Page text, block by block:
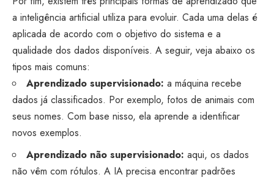
a inteligência artificial utiliza para evoluir. Cada uma delas é
aplicada de acordo com o objetivo do sistema e a
qualidade dos dados disponíveis. A seguir, veja abaixo os
tipos mais comuns:
Aprendizado supervisionado: a máquina recebe
dados já classificados. Por exemplo, fotos de animais com
seus nomes. Com base nisso, ela aprende a identificar
novos exemplos.
Aprendizado não supervisionado: aqui, os dados
não vêm com rótulos. A IA precisa encontrar padrões